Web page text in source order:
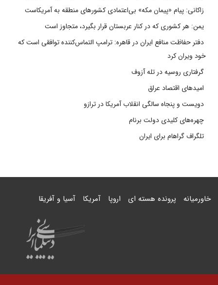
زاکانی: پیام «پیمان مکه» بی‌اعتمادی کشورهای منطقه به آمریکاست
یمن: هر کشوری که در کنار عربستان قرار بگیرد، متجاوز است
دفتر حفاظت منافع ایران در قاهره: ترامپ التماس‌کننده توافقی است که
خود ویران کرد
گرفتاری روسیه در تله آزوف
امیدهای اقتصاد عراق
دویست و پنجاه سالگی انقلاب آمریکا در ترازو
چهره‌های کلیدی دولت برنام
تلگراف گراهام برای ایران
خاورمیانه پرونده هسته ای اروپا آمریکا آسیا و آفریقا